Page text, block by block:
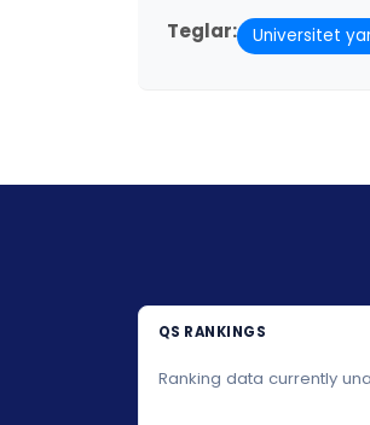
Teglar: Universitet
QS RANKINGS
Ranking data currently